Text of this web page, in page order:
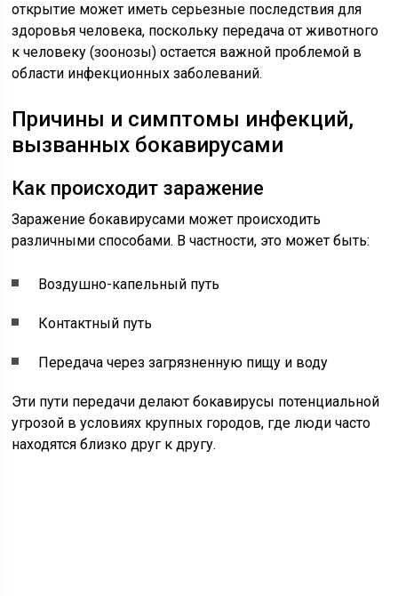
открытие может иметь серьезные последствия для
здоровья человека, поскольку передача от животного
к человеку (зоонозы) остается важной проблемой в
области инфекционных заболеваний.
Причины и симптомы инфекций,
вызванных бокавирусами
Как происходит заражение
Заражение бокавирусами может происходить
различными способами. В частности, это может быть:
Воздушно-капельный путь
Контактный путь
Передача через загрязненную пищу и воду
Эти пути передачи делают бокавирусы потенциальной
угрозой в условиях крупных городов, где люди часто
находятся близко друг к другу.